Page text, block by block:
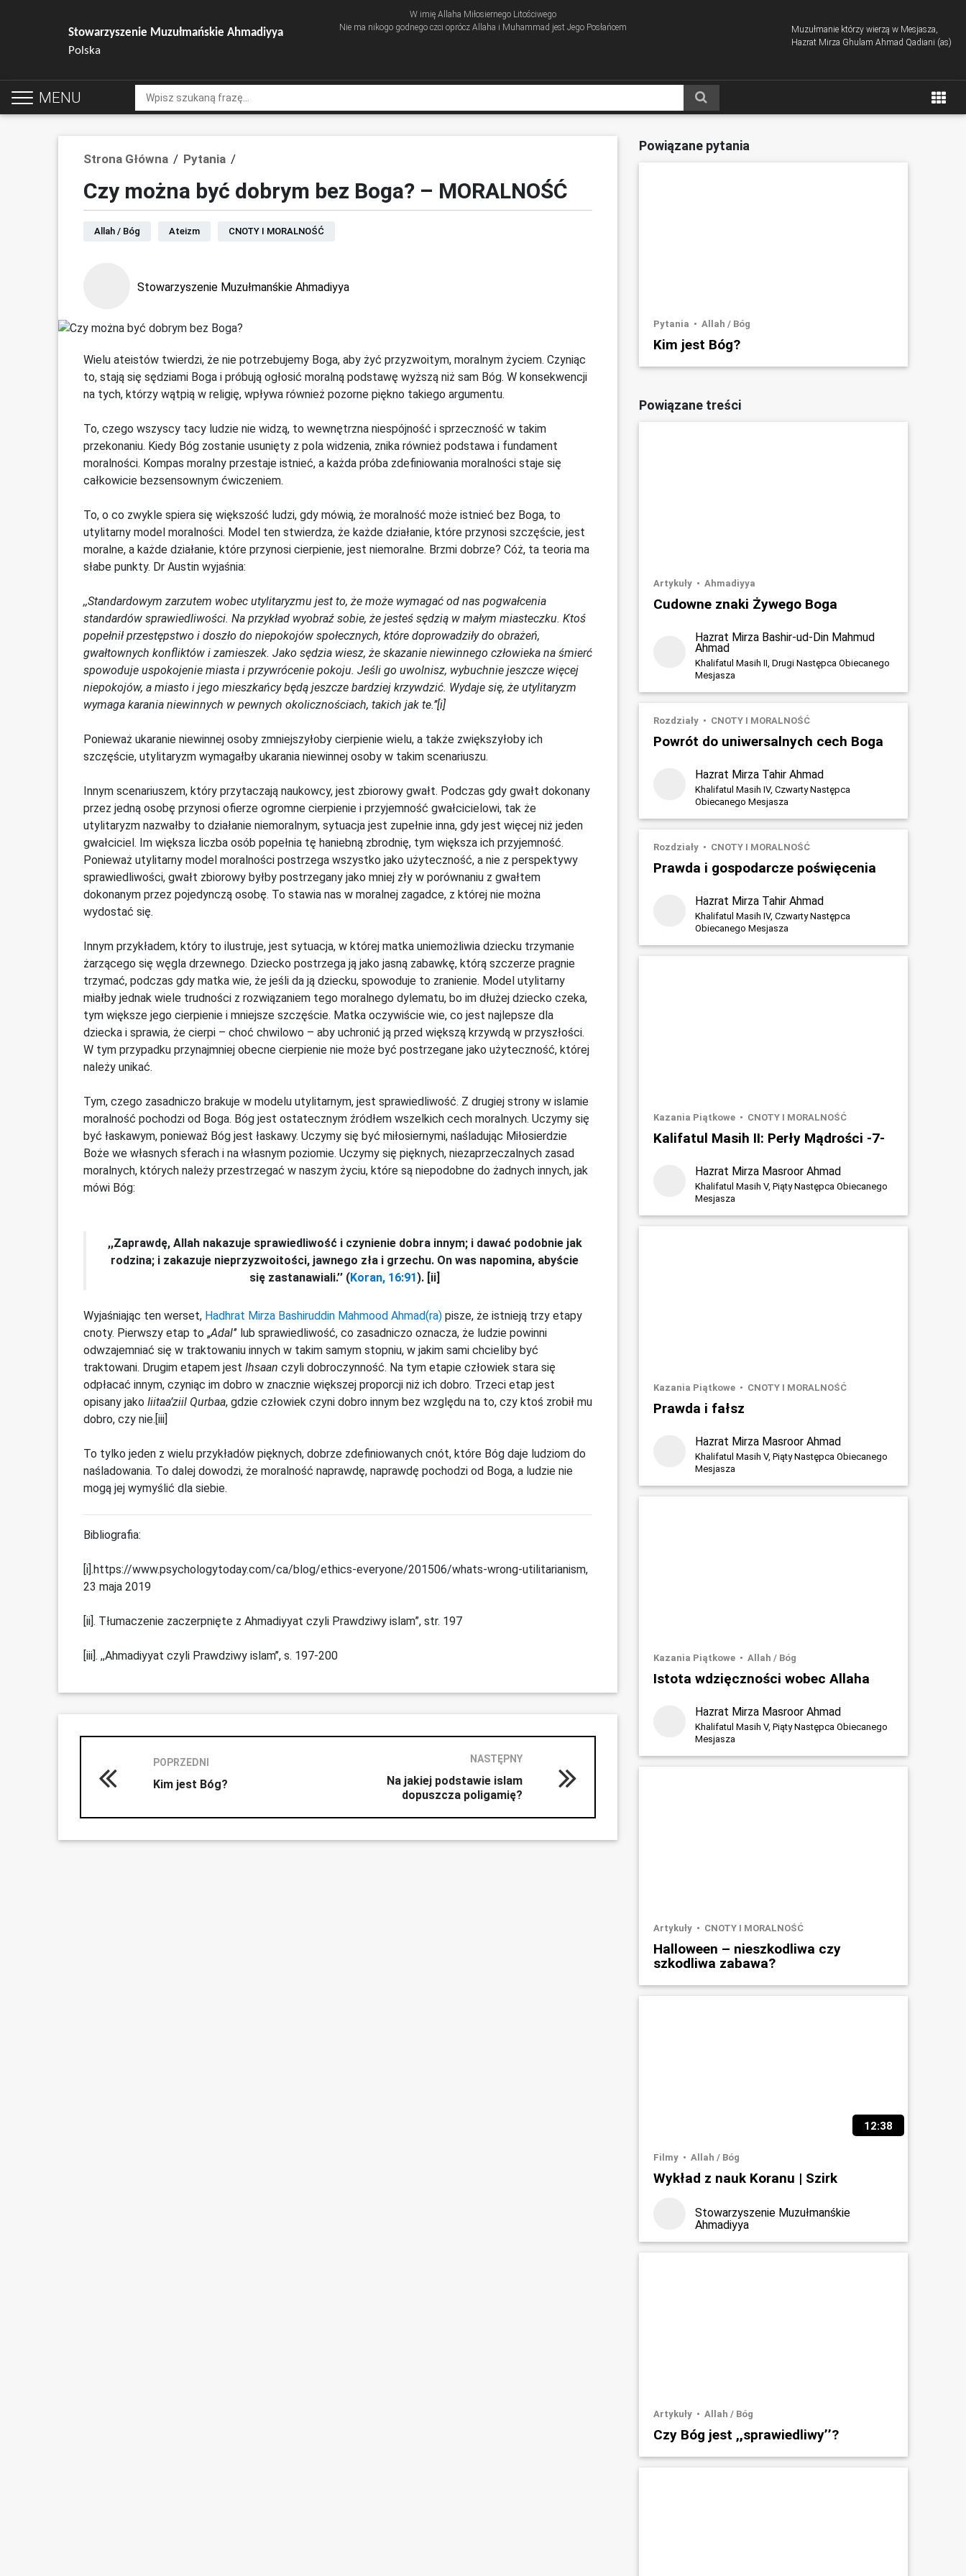
W imię Allaha Miłosiernego Litościwego
Nie ma nikogo godnego czci oprócz Allaha i Muhammad jest Jego Posłańcem
Stowarzyszenie Muzułmańskie Ahmadiyya
Polska
Muzułmanie którzy wierzą w Mesjasza,
Hazrat Mirza Ghulam Ahmad Qadiani (as)
MENU
Strona Główna / Pytania /
Czy można być dobrym bez Boga? – MORALNOŚĆ
Allah / Bóg Ateizm CNOTY I MORALNOŚĆ
Stowarzyszenie Muzułmanśkie Ahmadiyya
Wielu ateistów twierdzi, że nie potrzebujemy Boga, aby żyć przyzwoitym, moralnym życiem. Czyniąc
to, stają się sędziami Boga i próbują ogłosić moralną podstawę wyższą niż sam Bóg. W konsekwencji
na tych, którzy wątpią w religię, wpływa również pozorne piękno takiego argumentu.
To, czego wszyscy tacy ludzie nie widzą, to wewnętrzna niespójność i sprzeczność w takim
przekonaniu. Kiedy Bóg zostanie usunięty z pola widzenia, znika również podstawa i fundament
moralności. Kompas moralny przestaje istnieć, a każda próba zdefiniowania moralności staje się
całkowicie bezsensownym ćwiczeniem.
To, o co zwykle spiera się większość ludzi, gdy mówią, że moralność może istnieć bez Boga, to
utylitarny model moralności. Model ten stwierdza, że ​​każde działanie, które przynosi szczęście, jest
moralne, a każde działanie, które przynosi cierpienie, jest niemoralne. Brzmi dobrze? Cóż, ta teoria ma
słabe punkty. Dr Austin wyjaśnia:
,,Standardowym zarzutem wobec utylitaryzmu jest to, że może wymagać od nas pogwałcenia
standardów sprawiedliwości. Na przykład wyobraź sobie, że jesteś sędzią w małym miasteczku. Ktoś
popełnił przestępstwo i doszło do niepokojów społecznych, które doprowadziły do ​​obrażeń,
gwałtownych konfliktów i zamieszek. Jako sędzia wiesz, że skazanie niewinnego człowieka na śmierć
spowoduje uspokojenie miasta i przywrócenie pokoju. Jeśli go uwolnisz, wybuchnie jeszcze więcej
niepokojów, a miasto i jego mieszkańcy będą jeszcze bardziej krzywdzić. Wydaje się, że utylitaryzm
wymaga karania niewinnych w pewnych okolicznościach, takich jak te.’’[i]
Ponieważ ukaranie niewinnej osoby zmniejszyłoby cierpienie wielu, a także zwiększyłoby ich
szczęście, utylitaryzm wymagałby ukarania niewinnej osoby w takim scenariuszu.
Innym scenariuszem, który przytaczają naukowcy, jest zbiorowy gwałt. Podczas gdy gwałt dokonany
przez jedną osobę przynosi ofierze ogromne cierpienie i przyjemność gwałcicielowi, tak że
utylitaryzm nazwałby to działanie niemoralnym, sytuacja jest zupełnie inna, gdy jest więcej niż jeden
gwałciciel. Im większa liczba osób popełnia tę haniebną zbrodnię, tym większa ich przyjemność.
Ponieważ utylitarny model moralności postrzega wszystko jako użyteczność, a nie z perspektywy
sprawiedliwości, gwałt zbiorowy byłby postrzegany jako mniej zły w porównaniu z gwałtem
dokonanym przez pojedynczą osobę. To stawia nas w moralnej zagadce, z której nie można
wydostać się.
Innym przykładem, który to ilustruje, jest sytuacja, w której matka uniemożliwia dziecku trzymanie
żarzącego się węgla drzewnego. Dziecko postrzega ją jako jasną zabawkę, którą szczerze pragnie
trzymać, podczas gdy matka wie, że jeśli da ją dziecku, spowoduje to zranienie. Model utylitarny
miałby jednak wiele trudności z rozwiązaniem tego moralnego dylematu, bo im dłużej dziecko czeka,
tym większe jego cierpienie i mniejsze szczęście. Matka oczywiście wie, co jest najlepsze dla
dziecka i sprawia, że ​​cierpi – choć chwilowo – aby uchronić ją przed większą krzywdą w przyszłości.
W tym przypadku przynajmniej obecne cierpienie nie może być postrzegane jako użyteczność, której
należy unikać.
Tym, czego zasadniczo brakuje w modelu utylitarnym, jest sprawiedliwość. Z drugiej strony w islamie
moralność pochodzi od Boga. Bóg jest ostatecznym źródłem wszelkich cech moralnych. Uczymy się
być łaskawym, ponieważ Bóg jest łaskawy. Uczymy się być miłosiernymi, naśladując Miłosierdzie
Boże we własnych sferach i na własnym poziomie. Uczymy się pięknych, niezaprzeczalnych zasad
moralnych, których należy przestrzegać w naszym życiu, które są niepodobne do żadnych innych, jak
mówi Bóg:
,,Zaprawdę, Allah nakazuje sprawiedliwość i czynienie dobra innym; i dawać podobnie jak
rodzina; i zakazuje nieprzyzwoitości, jawnego zła i grzechu. On was napomina, abyście
się zastanawiali.’’ (Koran, 16:91). [ii]
Wyjaśniając ten werset, Hadhrat Mirza Bashiruddin Mahmood Ahmad(ra)pisze, że istnieją trzy etapy
cnoty. Pierwszy etap to „Adal’’ lub sprawiedliwość, co zasadniczo oznacza, że ​​ludzie powinni
odwzajemniać się w traktowaniu innych w takim samym stopniu, w jakim sami chcieliby być
traktowani. Drugim etapem jest Ihsaan czyli dobroczynność. Na tym etapie człowiek stara się
odpłacać innym, czyniąc im dobro w znacznie większej proporcji niż ich dobro. Trzeci etap jest
opisany jako Iiitaa’ziil Qurbaa, gdzie człowiek czyni dobro innym bez względu na to, czy ktoś zrobił mu
dobro, czy nie.[iii]
To tylko jeden z wielu przykładów pięknych, dobrze zdefiniowanych cnót, które Bóg daje ludziom do
naśladowania. To dalej dowodzi, że moralność naprawdę, naprawdę pochodzi od Boga, a ludzie nie
mogą jej wymyślić dla siebie.
Bibliografia:
[i].https://www.psychologytoday.com/ca/blog/ethics-everyone/201506/whats-wrong-utilitarianism,
23 maja 2019
[ii]. Tłumaczenie zaczerpnięte z Ahmadiyyat czyli Prawdziwy islam”, str. 197
[iii]. ,,Ahmadiyyat czyli Prawdziwy islam’’, s. 197-200
POPRZEDNI
Kim jest Bóg?
NASTĘPNY
Na jakiej podstawie islam
dopuszcza poligamię?
Powiązane pytania
Pytania Allah / Bóg
Kim jest Bóg?
Powiązane treści
Artykuły Ahmadiyya
Cudowne znaki Żywego Boga
Hazrat Mirza Bashir-ud-Din Mahmud
Ahmad
Khalifatul Masih II, Drugi Następca Obiecanego
Mesjasza
Rozdziały CNOTY I MORALNOŚĆ
Powrót do uniwersalnych cech Boga
Hazrat Mirza Tahir Ahmad
Khalifatul Masih IV, Czwarty Następca
Obiecanego Mesjasza
Rozdziały CNOTY I MORALNOŚĆ
Prawda i gospodarcze poświęcenia
Hazrat Mirza Tahir Ahmad
Khalifatul Masih IV, Czwarty Następca
Obiecanego Mesjasza
Kazania Piątkowe CNOTY I MORALNOŚĆ
Kalifatul Masih II: Perły Mądrości -7-
Hazrat Mirza Masroor Ahmad
Khalifatul Masih V, Piąty Następca Obiecanego
Mesjasza
Kazania Piątkowe CNOTY I MORALNOŚĆ
Prawda i fałsz
Hazrat Mirza Masroor Ahmad
Khalifatul Masih V, Piąty Następca Obiecanego
Mesjasza
Kazania Piątkowe Allah / Bóg
Istota wdzięczności wobec Allaha
Hazrat Mirza Masroor Ahmad
Khalifatul Masih V, Piąty Następca Obiecanego
Mesjasza
Artykuły CNOTY I MORALNOŚĆ
Halloween – nieszkodliwa czy
szkodliwa zabawa?
12:38
Filmy Allah / Bóg
Wykład z nauk Koranu | Szirk
Stowarzyszenie Muzułmanśkie
Ahmadiyya
Artykuły Allah / Bóg
Czy Bóg jest ,,sprawiedliwy’’?